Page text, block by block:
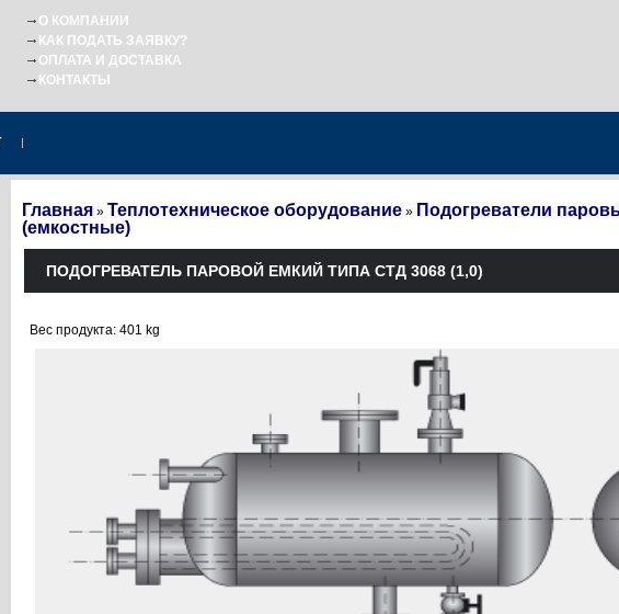
О КОМПАНИИ
КАК ПОДАТЬ ЗАЯВКУ?
ОПЛАТА И ДОСТАВКА
КОНТАКТЫ
Главная » Теплотехническое оборудование » Подогреватели
(емкостные)
ПОДОГРЕВАТЕЛЬ ПАРОВОЙ ЕМКИЙ ТИПА СТД 3068 (1,0)
Вес продукта: 401 kg